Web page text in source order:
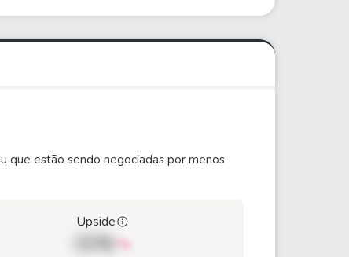
que estão sendo negociadas por menos
Upside
00%